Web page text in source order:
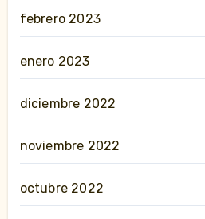
febrero 2023
enero 2023
diciembre 2022
noviembre 2022
octubre 2022